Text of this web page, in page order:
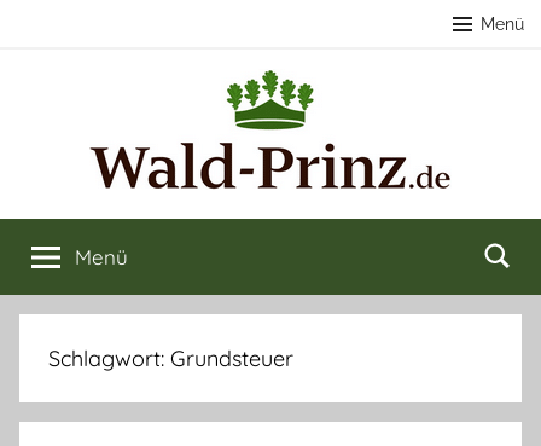
Menü
Nachhaltige
Forstwirtschaft
Naturerlebnisse
Wald
kaufen
verkaufen
Menü
Schlagwort: Grundsteuer